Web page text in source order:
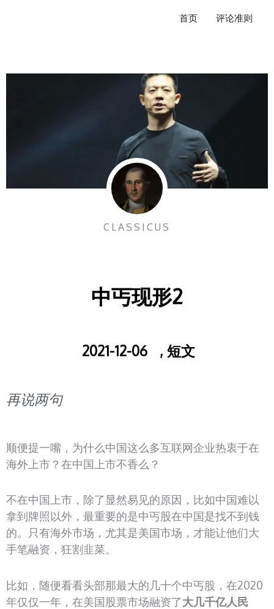
首页 评论准则
CLASSICUS
中丐现形2
2021-12-06 , 短文
再说两句
顺便提一嘴，为什么中国这么多互联网企业热衷于在
海外上市？在中国上市不香么？
不在中国上市，除了显然易见的原因，比如中国难以
拿到牌照以外，最重要的是中丐股在中国是找不到钱
的。只有海外市场，尤其是美国市场，才能让他们大
手笔融资，狂割韭菜。
比如，随便看看头部那最大的几十个中丐股，在2020
年仅仅一年，在美国股票市场融资了大几千亿人民